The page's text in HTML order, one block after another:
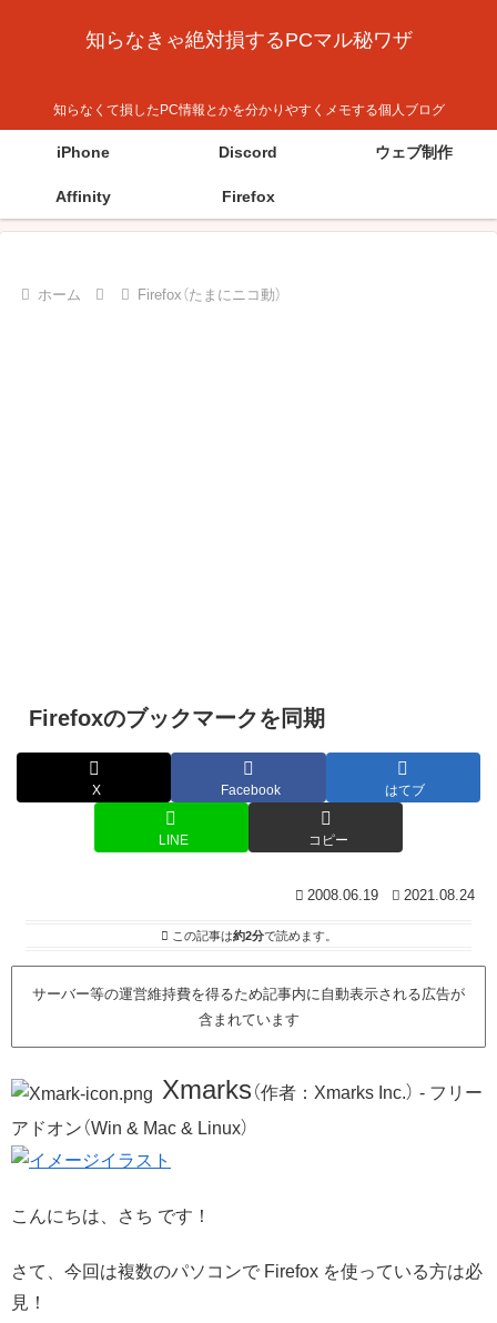
知らなきゃ絶対損するPCマル秘ワザ
知らなくて損したPC情報とかを分かりやすくメモする個人ブログ
iPhone Discord ウェブ制作
Affinity Firefox
ホーム Firefox（たまにニコ動）
Firefoxのブックマークを同期
X Facebook はてブ
LINE コピー
2008.06.19 2021.08.24
この記事は約2分で読めます。
サーバー等の運営維持費を得るため記事内に自動表示される広告が
含まれています
Xmarks （作者：Xmarks Inc.） - フリー
アドオン（Win & Mac & Linux）
こんにちは、さち です！
さて、今回は複数のパソコンで Firefox を使っている方は必
見！